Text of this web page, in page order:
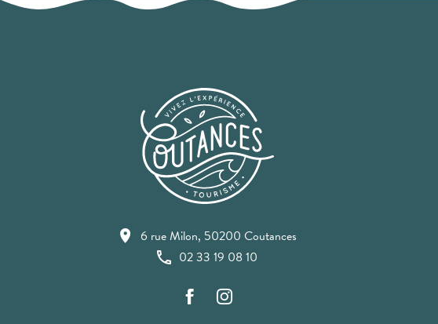
6 rue Milon, 50200 Coutances
02 33 19 08 10